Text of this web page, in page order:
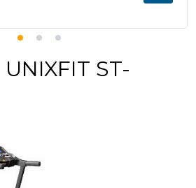
UNIXFIT ST-